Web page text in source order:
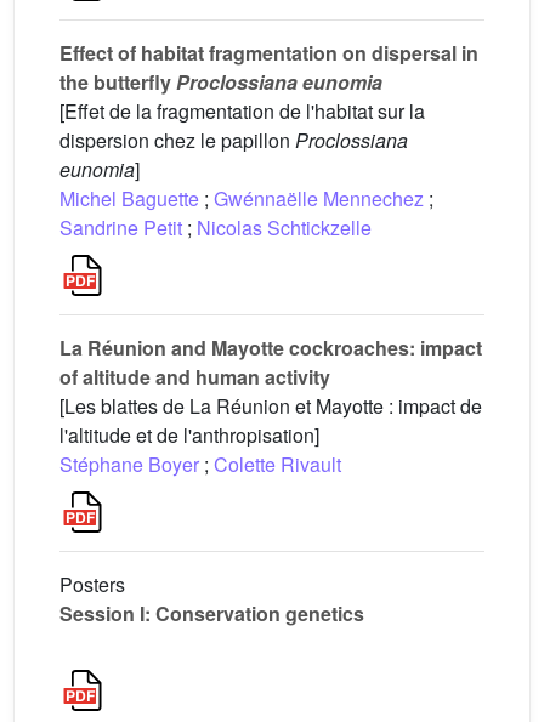
Effect of habitat fragmentation on dispersal in
the butterflyProclossiana eunomia
[Effet de la fragmentation de l'habitat sur la
dispersion chez le papillon Proclossiana
eunomia]
Michel Baguette ; Gwénnaëlle Mennechez ;
Sandrine Petit ; Nicolas Schtickzelle
La Réunion and Mayotte cockroaches: impact
of altitude and human activity
[Les blattes de La Réunion et Mayotte : impact de
l'altitude et de l'anthropisation]
Stéphane Boyer ; Colette Rivault
Posters
Session I: Conservation genetics